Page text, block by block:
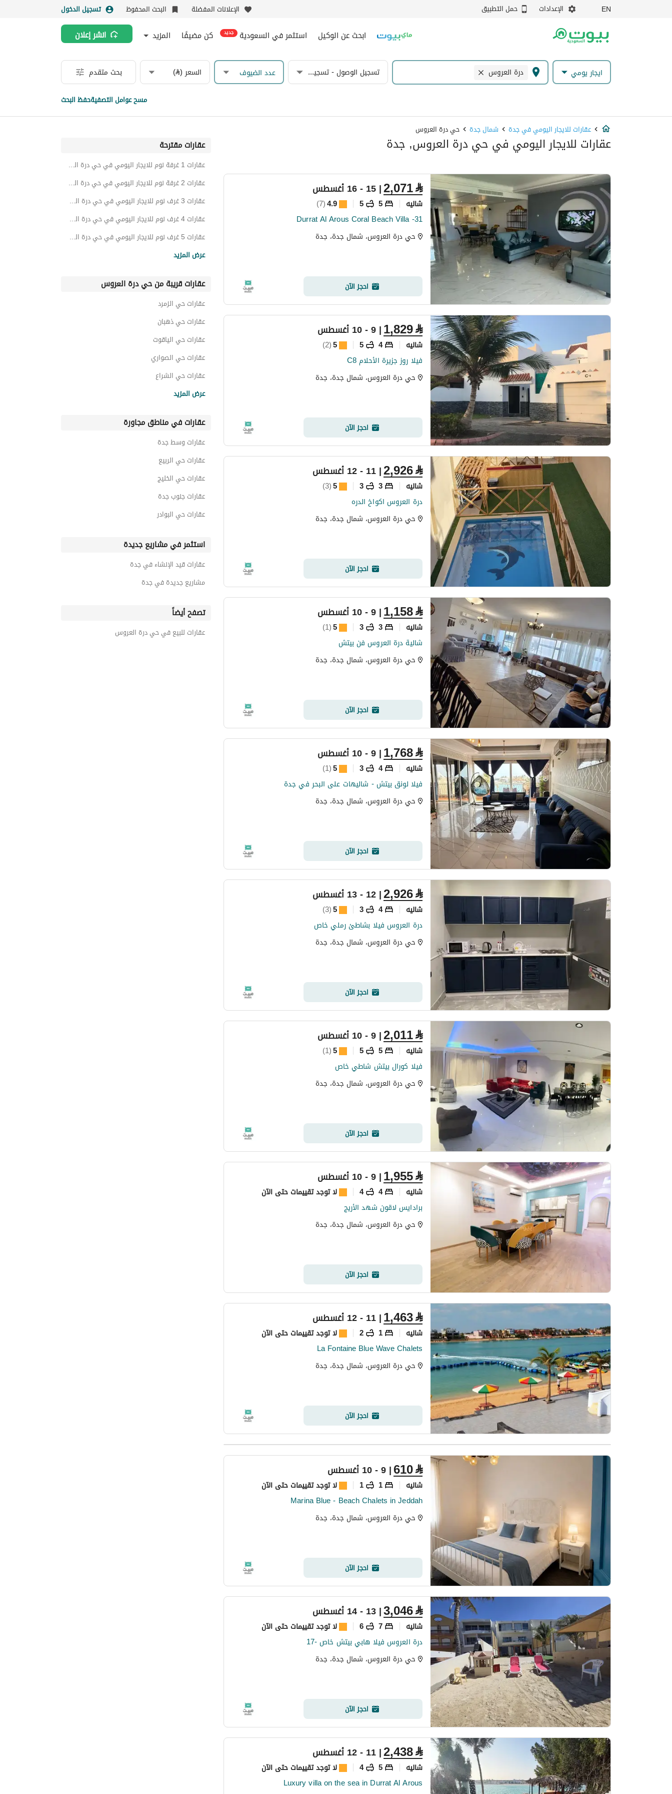
EN الإعدادات حمل التطبيق الإعلانات المفضلة البحث المحفوظ تسجيل الدخول
ابحث عن الوكيل استثمر في السعودية جديد كن مضيفًا المزيد انشر إعلان
ايجار يومي درة العروس تسجيل الوصول - تسجيل المغادرة عدد الضيوف السعر (⃁) بحث متقدم
مسح عوامل التصفيةحفظ البحث
عقارات للايجار اليومي في جدة شمال جدة حي درة العروس
عقارات للايجار اليومي في حي درة العروس, جدة
⃁
2,071| 15 - 16 أغسطس
شاليه 5
5
4.9
(
7
)
Durrat Al Arous Coral Beach Villa -31
حي درة العروس، شمال جدة، جدة
احجز الآن
⃁
1,829| 9 - 10 أغسطس
شاليه 4
5
5
(
2
)
فيلا روز جزيرة الأحلام C8
حي درة العروس، شمال جدة، جدة
احجز الآن
⃁
2,926| 11 - 12 أغسطس
شاليه 3
3
5
(
3
)
درة العروس اكواخ الدره
حي درة العروس، شمال جدة، جدة
احجز الآن
⃁
1,158| 9 - 10 أغسطس
شاليه 3
3
5
(
1
)
شالية درة العروس فن بيتش
حي درة العروس، شمال جدة، جدة
احجز الآن
⃁
1,768| 9 - 10 أغسطس
شاليه 4
3
5
(
1
)
فيلا لونق بيتش - شاليهات على البحر في جدة
حي درة العروس، شمال جدة، جدة
احجز الآن
⃁
2,926| 12 - 13 أغسطس
شاليه 4
3
5
(
3
)
درة العروس فيلا بشاطئ رملي خاص
حي درة العروس، شمال جدة، جدة
احجز الآن
⃁
2,011| 9 - 10 أغسطس
شاليه 5
5
5
(
1
)
فيلا كورال بيتش شاطي خاص
حي درة العروس، شمال جدة، جدة
احجز الآن
⃁
1,955| 9 - 10 أغسطس
شاليه 4
4
لا توجد تقييمات حتى الآن
برادايس لاقون شهد الأريج
حي درة العروس، شمال جدة، جدة
احجز الآن
⃁
1,463| 11 - 12 أغسطس
شاليه 1
2
لا توجد تقييمات حتى الآن
La Fontaine Blue Wave Chalets
حي درة العروس، شمال جدة، جدة
احجز الآن
⃁
610| 9 - 10 أغسطس
شاليه 1
1
لا توجد تقييمات حتى الآن
Marina Blue - Beach Chalets in Jeddah
حي درة العروس، شمال جدة، جدة
احجز الآن
⃁
3,046| 13 - 14 أغسطس
شاليه 7
6
لا توجد تقييمات حتى الآن
درة العروس فيلا هابي بيتش خاص -17
حي درة العروس، شمال جدة، جدة
احجز الآن
⃁
2,438| 11 - 12 أغسطس
شاليه 5
4
لا توجد تقييمات حتى الآن
Luxury villa on the sea in Durrat Al Arous
عقارات مقترحة
عقارات 1 غرفة نوم للايجار اليومي في حي درة العروس
عقارات 2 غرفة نوم للايجار اليومي في حي درة العروس
عقارات 3 غرف نوم للايجار اليومي في حي درة العروس
عقارات 4 غرف نوم للايجار اليومي في حي درة العروس
عقارات 5 غرف نوم للايجار اليومي في حي درة العروس
فلل للايجار اليومي في حي درة العروس
عرض المزيد
عقارات قريبة من حي درة العروس
عقارات حي الزمرد
عقارات حي ذهبان
عقارات حي الياقوت
عقارات حي الصواري
عقارات حي الشراع
عقارات حي ابحر الجنوبية
عقارات حي البساتين
عقارات حي الفلاح
عرض المزيد
عقارات في مناطق مجاورة
عقارات وسط جدة
عقارات حي الربيع
عقارات حي الخليج
عقارات جنوب جدة
عقارات حي البوادر
استثمر في مشاريع جديدة
عقارات قيد الإنشاء في جدة
مشاريع جديدة في جدة
تصفح أيضاً
عقارات للبيع في حي درة العروس